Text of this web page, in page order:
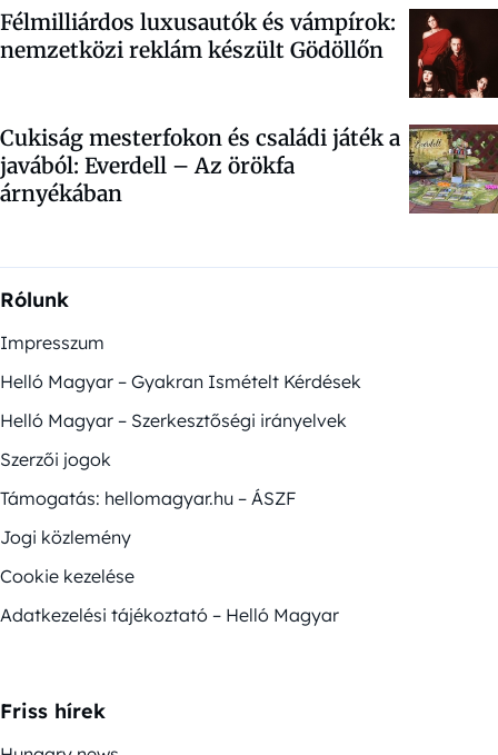
Félmilliárdos luxusautók és vámpírok:
nemzetközi reklám készült Gödöllőn
Cukiság mesterfokon és családi játék a
javából: Everdell – Az örökfa
árnyékában
Rólunk
Impresszum
Helló Magyar – Gyakran Ismételt Kérdések
Helló Magyar – Szerkesztőségi irányelvek
Szerzői jogok
Támogatás: hellomagyar.hu – ÁSZF
Jogi közlemény
Cookie kezelése
Adatkezelési tájékoztató – Helló Magyar
Friss hírek